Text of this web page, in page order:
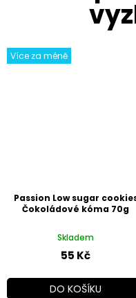
Více za méně
Passion Low sugar
Čokoládové kóma 70g
Skladem
55 Kč
DO KOŠÍKU